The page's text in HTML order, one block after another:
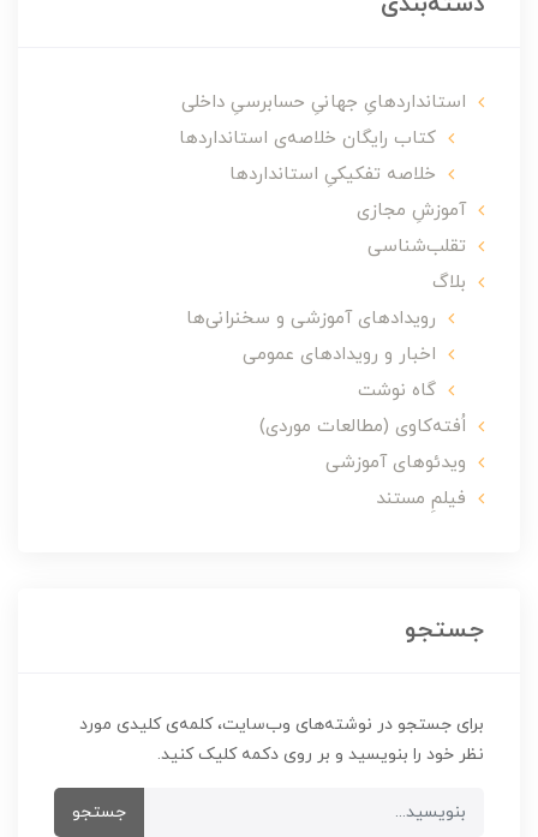
استانداردهایِ جهانیِ حسابرسیِ داخلی
کتاب رایگان خلاصه‌ی استانداردها
خلاصه تفکیکیِ استانداردها
آموزشِ مجازی
تقلب‌شناسی
بلاگ
رویدادهای آموزشی و سخنرانی‌ها
اخبار و رویدادهای عمومی
گاه نوشت
اُفته‌کاوی (مطالعات موردی)
ویدئوهای آموزشی
فیلمِ مستند
جستجو
برای جستجو در نوشته‌های وب‌سایت، کلمه‌ی کلیدی مورد
نظر خود را بنویسید و بر روی دکمه کلیک کنید.
جستجو